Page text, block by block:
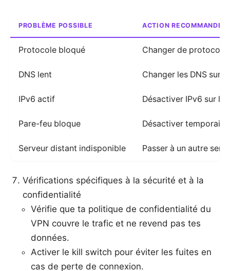
PROBLÈME POSSIBLE ACTION RECOMMANDÉE
Protocole bloqué Changer de protocole
DNS lent Changer les DNS sur
IPv6 actif Désactiver IPv6 sur le
Pare-feu bloque Désactiver
Serveur distant indisponible Passer à un autre
Vérifications spécifiques à la sécurité et à la
confidentialité
Vérifie que ta politique de confidentialité du
VPN couvre le trafic et ne revend pas tes
données.
Activer le kill switch pour éviter les fuites en
cas de perte de connexion.